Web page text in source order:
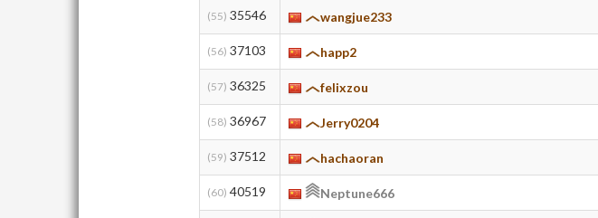
(55) 35546 wangjue233
(56) 37103 happ2
(57) 36325 felixzou
(58) 36967 Jerry0204
(59) 37512 hachaoran
(60) 40519 Neptune666